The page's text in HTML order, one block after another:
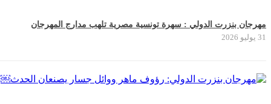
مهرجان بنزرت الدولي : سهرة تونسية مصرية تلهب مدارج المهرجان
31 يوليو 2026